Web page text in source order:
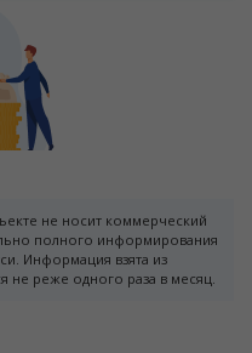
не носит коммерческий
полного информирования
Информация взята из
не реже одного раза в месяц.